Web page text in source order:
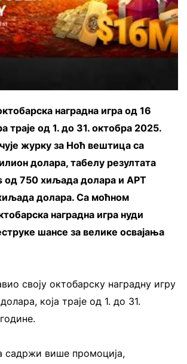
наградна игра од 16
траје од 1. до 31. октобра 2025.
журку за Ноћ вештица са
долара, табелу резултата
од 750 хиљада долара и APT
долара. Са моћном
наградна игра нуди
шансе за велике освајања
своју октобарску наградну игру
која траје од 1. до 31.
садржи више промоција,